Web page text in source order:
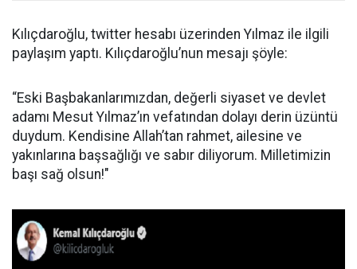
Kılıçdaroğlu, twitter hesabı üzerinden Yılmaz ile ilgili
paylaşım yaptı. Kılıçdaroğlu’nun mesajı şöyle:
“Eski Başbakanlarımızdan, değerli siyaset ve devlet
adamı Mesut Yılmaz’ın vefatından dolayı derin üzüntü
duydum. Kendisine Allah’tan rahmet, ailesine ve
yakınlarına başsağlığı ve sabır diliyorum. Milletimizin
başı sağ olsun!"